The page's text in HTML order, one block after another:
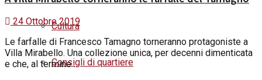
Cultura
Consigli di quartiere
24 Ottobre 2019
Le farfalle di Francesco Tamagno torneranno protagoniste a
Villa Mirabello. Una collezione unica, per decenni dimenticata
e che, al termine ...